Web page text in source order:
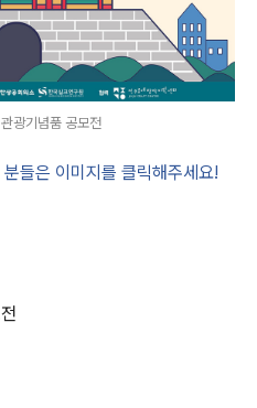
광기념품 공모전
들은 이미지를 클릭해주세요!